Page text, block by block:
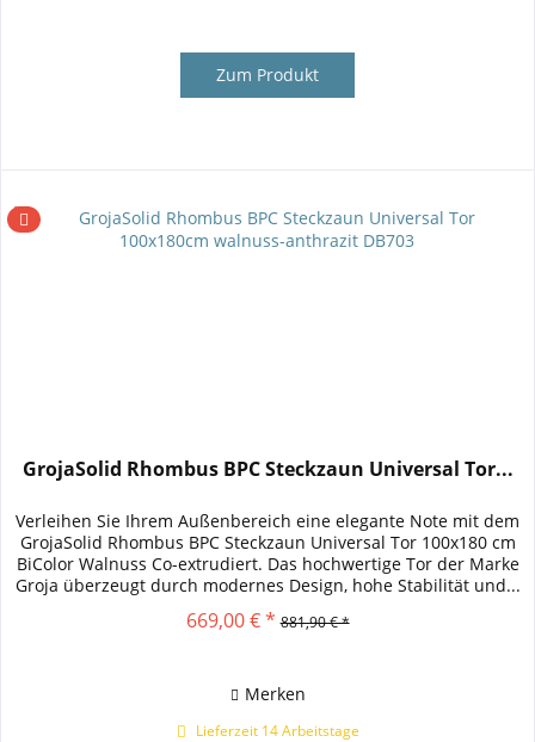
Zum Produkt
GrojaSolid Rhombus BPC Steckzaun Universal Tor...
Verleihen Sie Ihrem Außenbereich eine elegante Note mit dem
GrojaSolid Rhombus BPC Steckzaun Universal Tor 100x180 cm
BiColor Walnuss Co-extrudiert. Das hochwertige Tor der Marke
Groja überzeugt durch modernes Design, hohe Stabilität und...
669,00 € * 881,90 € *
Merken
Lieferzeit 14 Arbeitstage